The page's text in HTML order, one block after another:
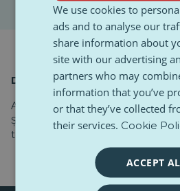
Despre autor
Ancuța Tilie este studentă la
Științe ale Comunicării,
text a fost realizat de Manuela
We use cookies to
ads and to analyse our
share information about
site with our advertising
partners who may
information that you’ve
or that they’ve collected
their services. Cookie
ACCEPT